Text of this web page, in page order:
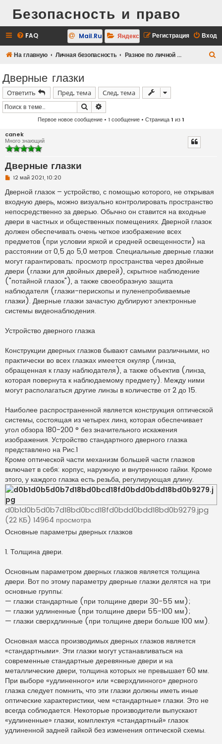
Безопасность и право
FAQ Вход
Регистрация
Mail.Ru Яндекс
На главную Личная безопасность Разное по личной безопасности
Дверные глазки
Ответить Пред. тема
След. тема
Поиск
Первое новое сообщение • 1 сообщение • Страница1 из1
canek
Много знающий
Дверные глазки
Н
п
р
о
ч
и
т
н
н
е
с
о
б
е
н
и
е
12 май 2021, 10:20
Дверной глазок – устройство, с помощью которого, не открывая
входную дверь, можно визуально контролировать пространство
непосредственно за дверью. Обычно он ставится на входные
двери в частных и общественных помещениях. Дверной глазок
должен обеспечивать очень четкое изображение всех
предметов (при условии яркой и средней освещенности) на
расстоянии от 0,5 до 5,0 метров. Специальные дверные глазки
могут гарантировать: просмотр пространства через двойные
двери (глазки для двойных дверей), скрытное наблюдение
("потайной глазок"), а также своеобразную защита
наблюдателя (глазки-перископы и пуленепробиваемые
глазки). Дверные глазки зачастую дублируют электронные
системы видеонаблюдения.
Устройство дверного глазка
Конструкции дверных глазков бывают самыми различными, но
практически во всех глазках имеется окуляр (линза,
обращенная к глазу наблюдателя), а также объектив (линза,
которая повернута к наблюдаемому предмету). Между ними
могут располагаться другие линзы в количестве от 2 до 15.
Наиболее распространенной является конструкция оптической
системы, состоящая из четырех линз, которая обеспечивает
угол обзора 180-200 ° без значительного искажения
изображения. Устройство стандартного дверного глазка
представлено на Рис.1
Кроме оптической части механизм большей части глазков
включает в себя: корпус, наружную и внутреннюю гайки. Кроме
этого, у каждого глазка есть резьба, регулирующая длину.
d0b1d0b5d0b7d18bd0bcd18fd0bdd0bdd18bd0b9279.jpg
(22 КБ) 14964 просмотра
Основные параметры дверных глазков
1. Толщина двери.
Основным параметром дверных глазков является толщина
двери. Вот по этому параметру дверные глазки делятся на три
основные группы:
— глазки стандартные (при толщине двери 30-55 мм);
— глазки удлиненные (при толщине двери 55-100 мм);
— глазки сверхдлинные (при толщине двери больше 100 мм).
Основная масса производимых дверных глазков является
«стандартными». Эти глазки могут устанавливаться на
современные стандартные деревянные двери и на
металлические двери, толщина которых не превышает 60 мм.
При выборе «удлиненного» или «сверхдлинного» дверного
глазка следует помнить, что эти глазки должны иметь иные
оптические характеристики, чем «стандартные» глазки. Это не
всегда соблюдается. Некоторые производители выпускают
«удлиненные» глазки, комплектуя «стандартный» глазок
удлиненной задней гайкой без изменения оптической схемы.